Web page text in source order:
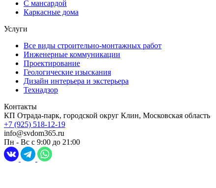
С мансардой
Каркасные дома
Услуги
Все виды строительно-монтажных работ
Инженерные коммуникации
Проектирование
Геологические изыскания
Дизайн интерьера и экстерьера
Технадзор
Контакты
КП Отрада-парк, городской округ Клин, Московская область
+7 (925) 518-12-19
info@svdom365.ru
Пн - Вс с 9:00 до 21:00